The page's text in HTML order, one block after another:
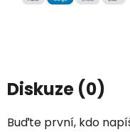
Diskuze (0)
Buďte první, kdo